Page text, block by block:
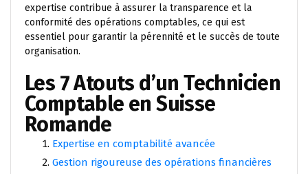
expertise contribue à assurer la transparence et la
conformité des opérations comptables, ce qui est
essentiel pour garantir la pérennité et le succès de toute
organisation.
Les 7 Atouts d’un Technicien
Comptable en Suisse
Romande
Expertise en comptabilité avancée
Gestion rigoureuse des opérations financières